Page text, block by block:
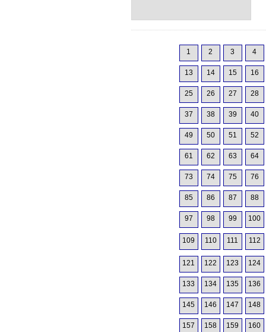
1 2 3 4
13 14 15 16
25 26 27 28
37 38 39 40
49 50 51 52
61 62 63 64
73 74 75 76
85 86 87 88
97 98 99 100
109 110 111 112
121 122 123 124
133 134 135 136
145 146 147 148
157 158 159 160